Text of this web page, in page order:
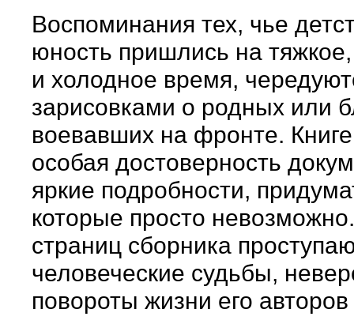
Воспоминания тех, чье
юность пришлись на
и холодное время,
зарисовками о родных или
воевавших на фронте.
особая достоверность
яркие подробности,
которые просто
страниц сборника
человеческие судьбы,
повороты жизни его авторов